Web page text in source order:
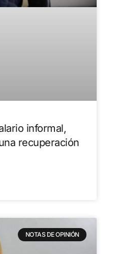
informal,
recuperación
NOTAS DE OPINIÓN